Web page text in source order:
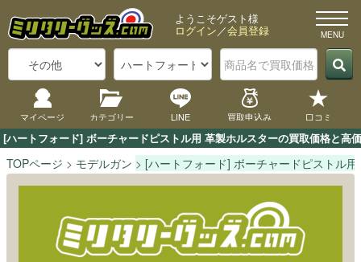
[ハートフォード] ボーチャードピストル用 革製ホルスターの買取価格と
ようこそゲスト様
ログイン／会員登録
マイページ カテゴリー LINE 買取申込み 口コミ
TOPページ モデルガン [ハートフォード] ボーチャードピストル